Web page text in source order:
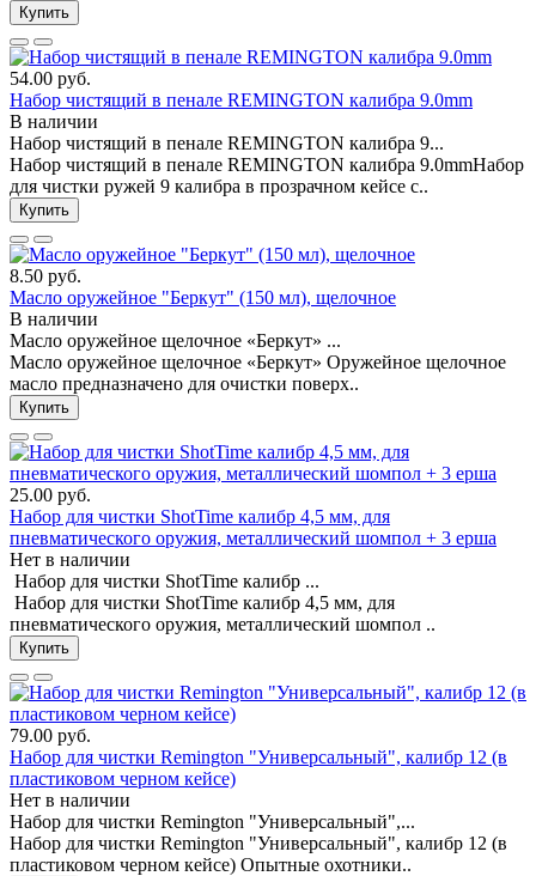
Купить
54.00 руб.
Набор чистящий в пенале REMINGTON калибра 9.0mm
В наличии
Набор чистящий в пенале REMINGTON калибра 9...
Набор чистящий в пенале REMINGTON калибра 9.0mmНабор
для чистки ружей 9 калибра в прозрачном кейсе с..
Купить
8.50 руб.
Масло оружейное "Беркут" (150 мл), щелочное
В наличии
Масло оружейное щелочное «Беркут» ...
Масло оружейное щелочное «Беркут» Оружейное щелочное
масло предназначено для очистки поверх..
Купить
25.00 руб.
Набор для чистки ShotTime калибр 4,5 мм, для
пневматического оружия, металлический шомпол + 3 ерша
Нет в наличии
Набор для чистки ShotTime калибр ...
Набор для чистки ShotTime калибр 4,5 мм, для
пневматического оружия, металлический шомпол ..
Купить
79.00 руб.
Набор для чистки Remington "Универсальный", калибр 12 (в
пластиковом черном кейсе)
Нет в наличии
Набор для чистки Remington "Универсальный",...
Набор для чистки Remington "Универсальный", калибр 12 (в
пластиковом черном кейсе) Опытные охотники..